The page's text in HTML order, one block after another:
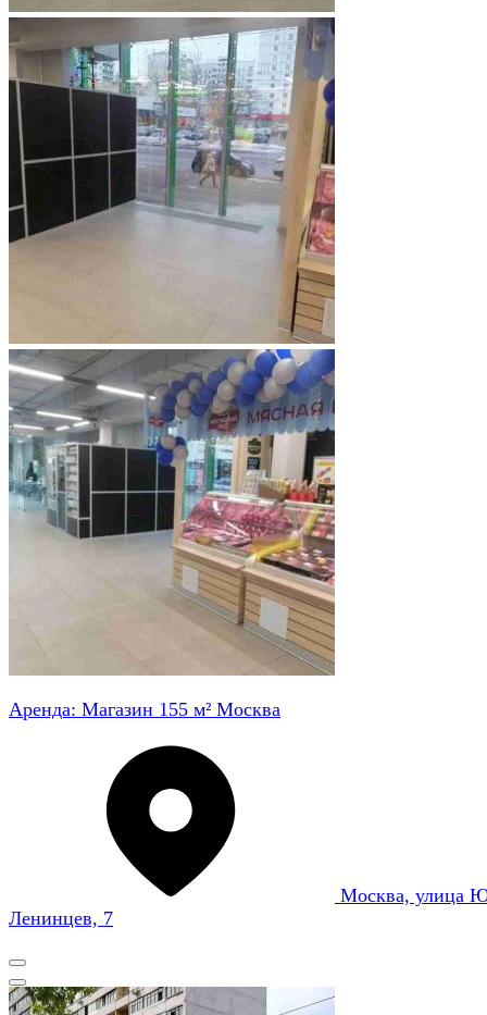
Аренда: Магазин 155 м² Москва
Москва, улица
Ленинцев, 7